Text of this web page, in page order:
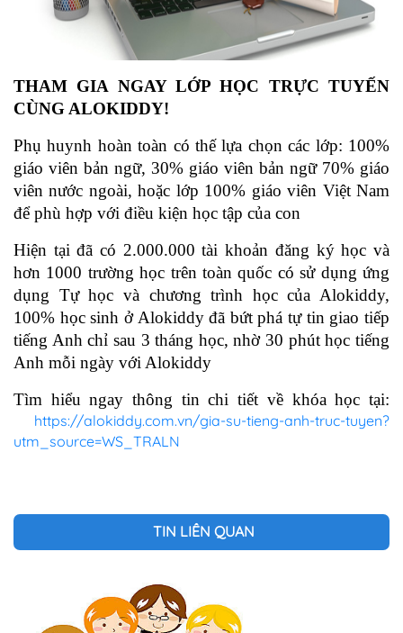
THAM GIA NGAY LỚP HỌC TRỰC TUYẾN
CÙNG ALOKIDDY!
Phụ huynh hoàn toàn có thế lựa chọn các lớp: 100%
giáo viên bản ngữ, 30% giáo viên bản ngữ 70% giáo
viên nước ngoài, hoặc lớp 100% giáo viên Việt Nam
để phù hợp với điều kiện học tập của con
Hiện tại đã có 2.000.000 tài khoản đăng ký học và
hơn 1000 trường học trên toàn quốc có sử dụng ứng
dụng Tự học và chương trình học của Alokiddy,
100% học sinh ở Alokiddy đã bứt phá tự tin giao tiếp
tiếng Anh chỉ sau 3 tháng học, nhờ 30 phút học tiếng
Anh mỗi ngày với Alokiddy
Tìm hiểu ngay thông tin chi tiết về khóa học tại:
https://alokiddy.com.vn/gia-su-tieng-anh-truc-tuyen?
utm_source=WS_TRALN
TIN LIÊN QUAN